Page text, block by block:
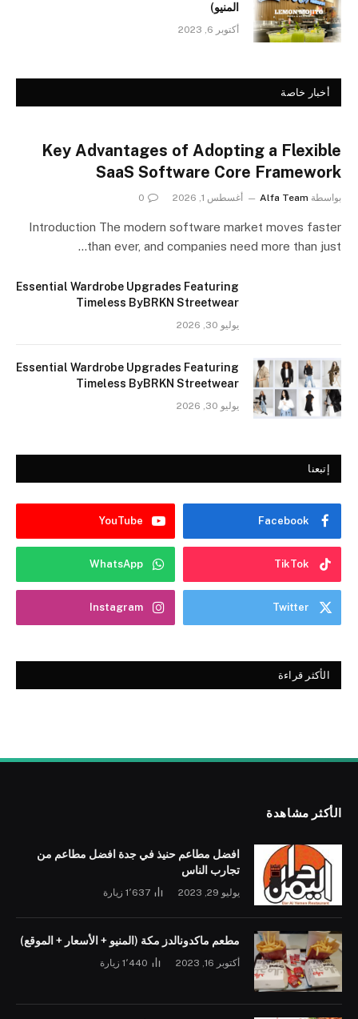
المنيو)
أكتوبر 6, 2023
أخبار خاصة
Key Advantages of Adopting a Flexible
SaaS Software Core Framework
بواسطة Alfa Team أغسطس 1, 2026 0
Introduction The modern software market moves faster
than ever, and companies need more than just…
Essential Wardrobe Upgrades Featuring
Timeless ByBRKN Streetwear
يوليو 30, 2026
Essential Wardrobe Upgrades Featuring
Timeless ByBRKN Streetwear
يوليو 30, 2026
إتبعنا
Facebook
YouTube
TikTok
WhatsApp
Twitter
Instagram
الأكثر قراءة
الأكثر مشاهدة
افضل مطاعم حنيذ في جدة افضل مطاعم من
تجارب الناس
يوليو 29, 2023 1٬637 زيارة
مطعم ماكدونالدز مكة (المنيو + الأسعار + الموقع)
أكتوبر 16, 2023 1٬440 زيارة